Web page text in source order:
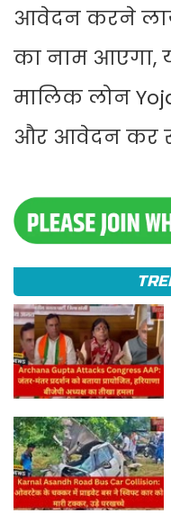
आवेदन करने
का नाम आएगा,
मालिक लोन
और आवेदन कर